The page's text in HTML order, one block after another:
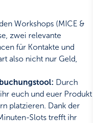
Workshops (MICE &
zwei relevante
für Kontakte und
also nicht nur Geld,
Durch
euch und euer Produkt
platzieren. Dank der
Slots trefft ihr